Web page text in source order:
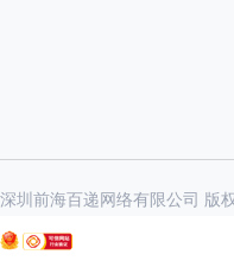
深圳前海百递网络有限公司 版